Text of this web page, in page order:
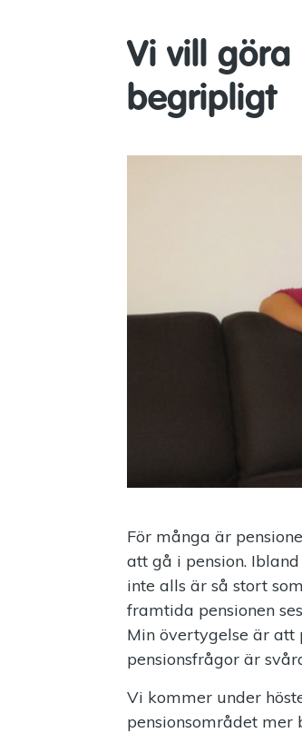
Vi vill
begripligt
För många är
att gå i pension.
inte alls är så stort
framtida pensionen
Min övertygelse är att
pensionsfrågor är
Vi kommer under
pensionsområdet mer